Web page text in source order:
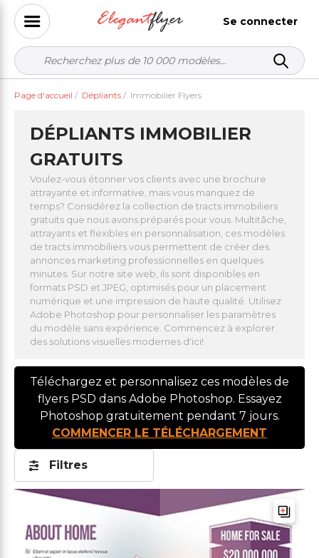
Se connecter
Page d'accueil / Dépliants / Immobilier Flyers
DÉPLIANTS IMMOBILIER
GRATUITS
Voulez-vous étonner vos clients avec une brochure
attrayante et informative, mais vous manquez de
temps? Considérez la collection de tracts immobiliers
gratuits que nous avons préparés pour vous. Multitâche,
attrayants et flexibles en personnalisation, ces modèles
de tracts immobiliers vous permettent de créer des
annonces marketing professionnelles en quelques
minutes. Sur notre site web, ils sont disponibles en
formats PSD et JPEG, optimisés pour un placement
numérique et une impression de haute qualité. Utilisez
Adobe Photoshop pour personnaliser les paramètres
du modèle sans expérience. Commencez à explorer
des solutions visuelles modernes d'ici!
Téléchargez et personnalisez ces modèles de
flyers PSD dans Adobe Photoshop. Essayez
Photoshop gratuitement pendant 7 jours.
COMMENCER LE TÉLÉCHARGEMENT
Filtres